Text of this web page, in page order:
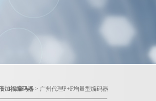
加福编码器 > 广州代理P+F增量型编码器